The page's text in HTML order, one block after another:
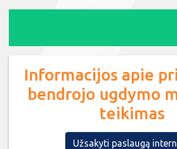
Informacijos apie
bendrojo ugdymo
teikimas
Užsakyti paslaugą